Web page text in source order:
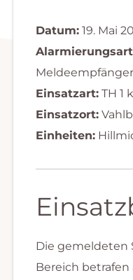
Datum:19. Mai
Einsatzart:TH 1
Einsatzort:
Einheiten:
Die gemeldeten
Bereich betrafen